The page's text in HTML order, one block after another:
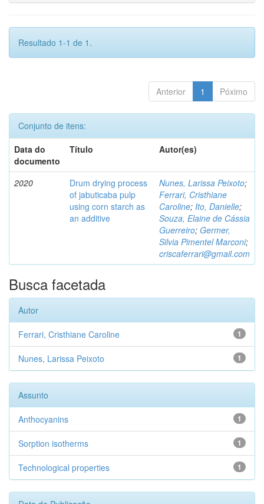
Resultado 1-1 de 1.
Anterior 1 Póximo
Conjunto de itens:
Data do
documento
Título Autor(es)
2020
Drum drying process
of jabuticaba pulp
using corn starch as
an additive
Nunes, Larissa Peixoto;
Ferrari, Cristhiane
Caroline; Ito, Danielle;
Souza, Elaine de Cássia
Guerreiro; Germer,
Silvia Pimentel Marconi;
criscaferrari@gmail.com
Busca facetada
Autor
1
Ferrari, Cristhiane Caroline
1
Nunes, Larissa Peixoto
Assunto
1
Anthocyanins
1
Sorption isotherms
1
Technological properties